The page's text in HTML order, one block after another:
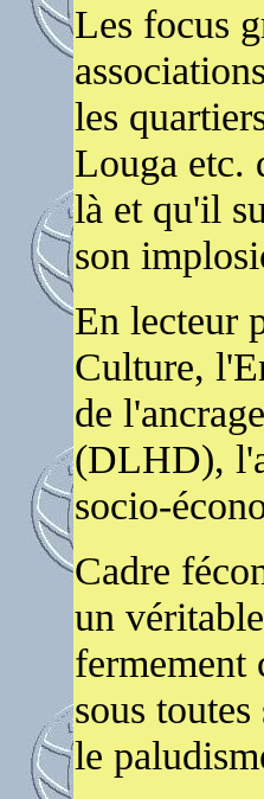
Les focus
les
Louga etc.
là et qu'il
son
En lecteur
Culture,
de
(DLHD),
socio-
Cadre
un
fermement
sous
le